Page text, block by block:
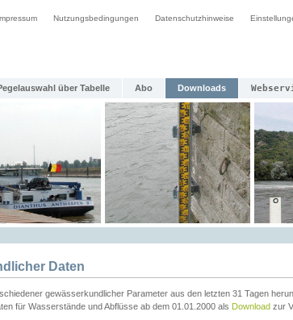
Nutzungsbedingungen Datenschutzhinweise
über Tabelle Abo Downloads
Daten
gewässerkundlicher Parameter aus den letzten 31 Tagen
für Wasserstände und Abflüsse ab dem 01.01.2000 als Download zur